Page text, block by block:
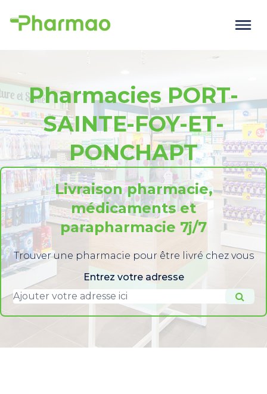
Pharmacies PORT-
SAINTE-FOY-ET-
PONCHAPT
Livraison pharmacie,
médicaments et
parapharmacie 7j/7
Trouver une pharmacie pour être livré chez vous
Entrez votre adresse